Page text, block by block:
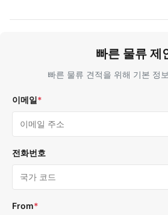
빠른 물류 제
빠른 물류 견적을 위해 기본 정
이메일*
전화번호
From*